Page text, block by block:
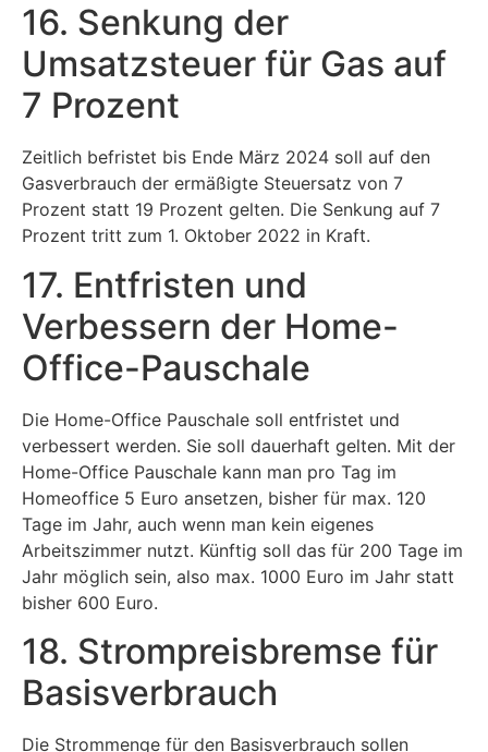
16. Senkung der
Umsatzsteuer für Gas auf
7 Prozent
Zeitlich befristet bis Ende März 2024 soll auf den
Gasverbrauch der ermäßigte Steuersatz von 7
Prozent statt 19 Prozent gelten. Die Senkung auf 7
Prozent tritt zum 1. Oktober 2022 in Kraft.
17. Entfristen und
Verbessern der Home-
Office-Pauschale
Die Home-Office Pauschale soll entfristet und
verbessert werden. Sie soll dauerhaft gelten. Mit der
Home-Office Pauschale kann man pro Tag im
Homeoffice 5 Euro ansetzen, bisher für max. 120
Tage im Jahr, auch wenn man kein eigenes
Arbeitszimmer nutzt. Künftig soll das für 200 Tage im
Jahr möglich sein, also max. 1000 Euro im Jahr statt
bisher 600 Euro.
18. Strompreisbremse für
Basisverbrauch
Die Strommenge für den Basisverbrauch sollen